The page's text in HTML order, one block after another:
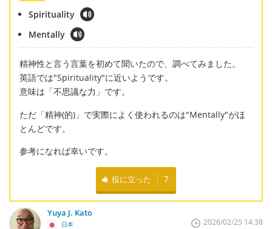
Spirituality
Mentally
精神性と言う言葉を初めて聞いたので、調べてみました。
英語では"Spirituality"に近いようです。
意味は「不思議な力」です。
ただ「精神(的)」で実際によく使われるのは"Mentally"がほ
とんどです。
参考になれば幸いです。
役に立った 7
Yuya J. Kato
日本 2026/02/25 14:38